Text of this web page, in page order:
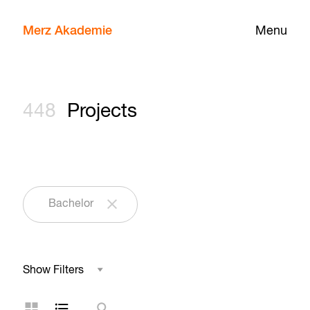
Menu
Merz Akademie
448 Projects
Bachelor
Show Filters